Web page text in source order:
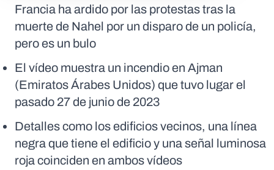
Francia ha ardido por las protestas tras la
muerte de Nahel por un disparo de un policía,
pero es un bulo
El vídeo muestra un incendio en Ajman
(Emiratos Árabes Unidos) que tuvo lugar el
pasado 27 de junio de 2023
Detalles como los edificios vecinos, una línea
negra que tiene el edificio y una señal luminosa
roja coinciden en ambos vídeos